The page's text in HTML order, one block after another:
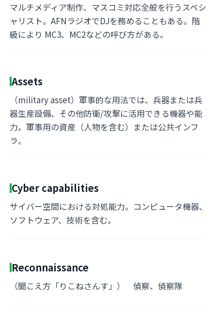
マルチメディア制作、マスコミ対応全般を行うスペシ
ャリスト。AFNラジオでDJを務めることもある。階
級により MC3、MC2などの呼び方がある。
Assets
（military asset）軍事的な用法では、兵器または兵
器生産設備、その他防衛/攻撃に活用できる機器や能
力。軍事用の資産（人物を含む）または公共インフ
ラ。
Cyber capabilities
サイバー空間における対処能力。コンピュータ機器、
ソフトウェア、技術を含む。
Reconnaissance
（聞こえ方「りこねさんす」） 偵察、偵察隊